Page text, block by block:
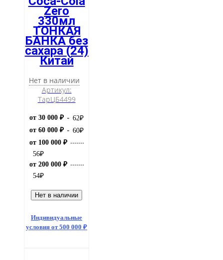
Zero
330мл
ТОНКАЯ
БАНКА без
сахара (24)
Китай
Нет в наличии
Артикул:
ТарЦБ4499
от 30 000 ₽ 62₽
от 60 000 ₽
60₽
от 100 000 ₽
56₽
от 200 000 ₽
54₽
Нет в наличии
Индивидуальные
условия от 500 000 ₽